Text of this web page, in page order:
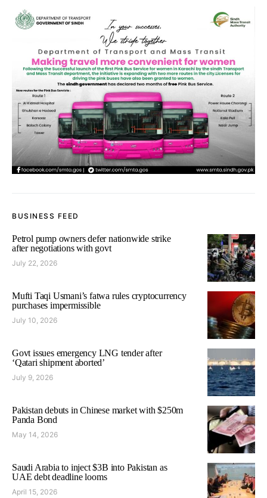
BUSINESS FEED
Petrol pump owners defer nationwide strike
after negotiations with govt
July 22, 2026
Mufti Taqi Usmani’s fatwa rules cryptocurrency
purchases impermissible
July 10, 2026
Govt issues emergency LNG tender after
‘Qatari shipment aborted’
July 9, 2026
Pakistan debuts in Chinese market with $250m
Panda Bond
May 14, 2026
Saudi Arabia to inject $3B into Pakistan as
UAE debt deadline looms
April 15, 2026